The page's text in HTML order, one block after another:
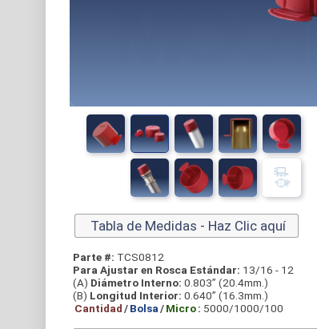
Tabla de Medidas - Haz Clic aquí
Parte #: TCS0812
Para Ajustar en Rosca Estándar: 13/16 - 12
(A) Diámetro Interno: 0.803” (20.4mm.)
(B) Longitud Interior: 0.640” (16.3mm.)
Cantidad/Bolsa/Micro: 5000/1000/100